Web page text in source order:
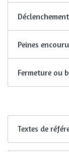
Peines
Fermeture ou
Textes de